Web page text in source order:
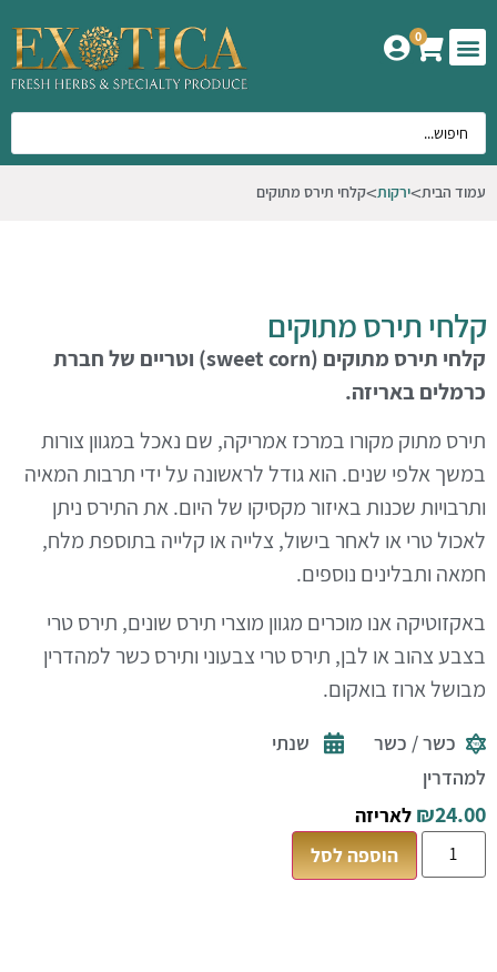
0
עמוד הבית ירקות קלחי תירס מתוקים
קלחי תירס מתוקים
קלחי תירס מתוקים (sweet corn) וטריים של חברת
כרמלים באריזה.
תירס מתוק מקורו במרכז אמריקה, שם נאכל במגוון צורות
במשך אלפי שנים. הוא גודל לראשונה על ידי תרבות המאיה
ותרבויות שכנות באיזור מקסיקו של היום. את התירס ניתן
לאכול טרי או לאחר בישול, צלייה או קלייה בתוספת מלח,
חמאה ותבלינים נוספים.
באקזוטיקה אנו מוכרים מגוון מוצרי תירס שונים, תירס טרי
בצבע צהוב או לבן, תירס טרי צבעוני ותירס כשר למהדרין
מבושל ארוז בואקום.
כשר / כשר
למהדרין
שנתי
₪24.00
לאריזה
הוספה לסל